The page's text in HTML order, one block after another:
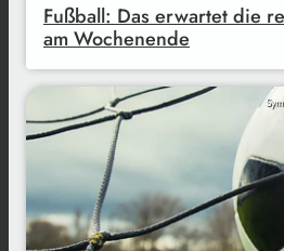
Fußball: Das erwartet die
am Wochenende